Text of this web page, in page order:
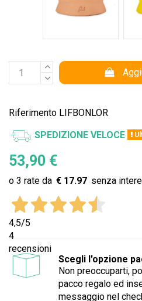
Riferimento LIFBONLOR
SPEDIZIONE VELOCE
53,90 €
€ 17.97
4,5/5
4
recensioni
Scegli l'opzione
Non preoccuparti,
pacco regalo ed
messaggio nel